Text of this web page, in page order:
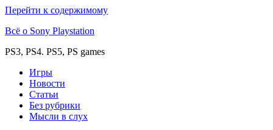
Перейти к содержимому
Всё о Sony Playstation
PS3, PS4. PS5, PS games
Игры
Новости
Статьи
Без рубрики
Мысли в слух